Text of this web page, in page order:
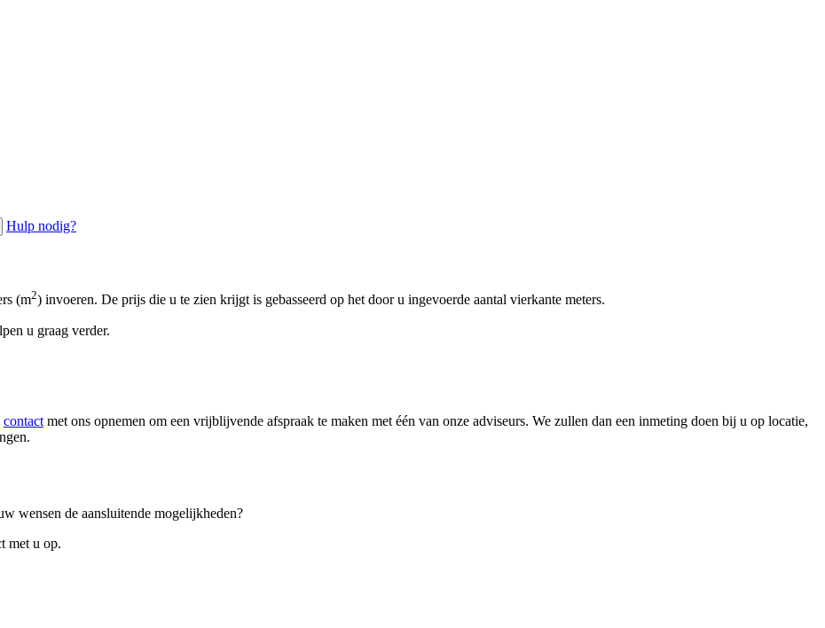
Hulp nodig?
(m2) invoeren. De prijs die u te zien krijgt is gebasseerd op het door u ingevoerde aantal vierkante meters.
u graag verder.
contact met ons opnemen om een vrijblijvende afspraak te maken met één van onze adviseurs. We zullen dan een inmeting doen bij u op locatie,
wensen de aansluitende mogelijkheden?
met u op.